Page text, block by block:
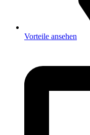
Vorteile ansehen